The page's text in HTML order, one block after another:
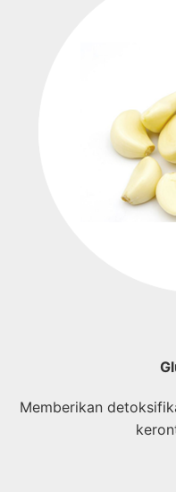
Memberikan